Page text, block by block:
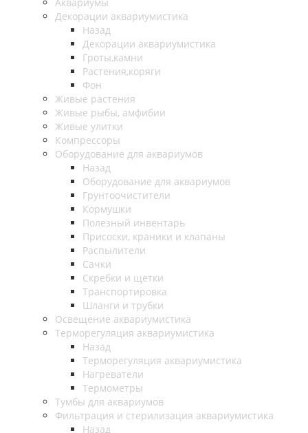
Декорации аквариумистика
Назад
Декорации аквариумистика
Гроты,камни
Растения,коряги
Фон
Живые растения
Живые рыбы, амфибии
Живые улитки
Компрессоры
Оборудование для аквариумов
Назад
Оборудование для аквариумов
Грунтоочистители
Кормушки
Полезный инвентарь
Присоски, краники и клапаны
Распылители
Сачки
Скребки и щетки
Транспортировка
Шланги и трубки
Освещение аквариумистика
Терморегуляция аквариумистика
Назад
Терморегуляция аквариумистика
Нагреватели
Термометры
Тумбы для аквариумов
Фильтрация и стерилизация аквариумистика
Назад